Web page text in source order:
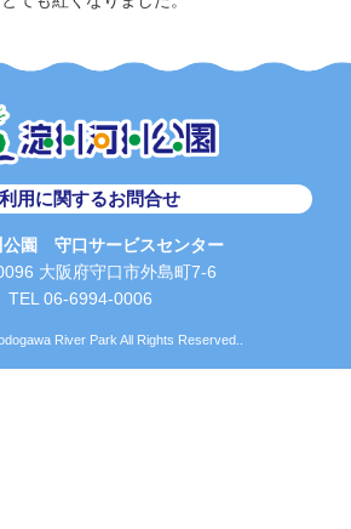
用に関するお問合せ
公園 守口サービスセンター
大阪府守口市外島町7-6
TEL 06-6994-0006
River Park All Rights Reserved..